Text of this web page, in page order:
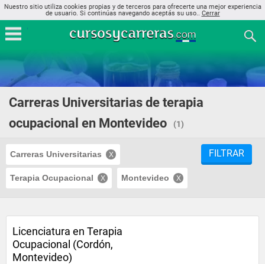
Nuestro sitio utiliza cookies propias y de terceros para ofrecerte una mejor experiencia
de usuario. Si continúas navegando aceptás su uso.. Cerrar
Carreras Universitarias de terapia
ocupacional en Montevideo
(1)
Carreras Universitarias
Terapia Ocupacional Montevideo
FILTRAR
Licenciatura en Terapia
Ocupacional (Cordón,
Montevideo)